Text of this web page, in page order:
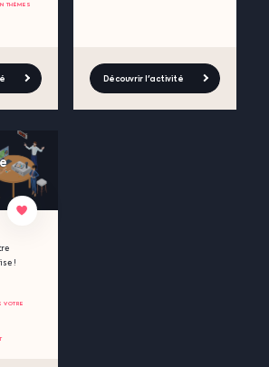
THÈMES
Découvrir l'activité
!
VOTRE